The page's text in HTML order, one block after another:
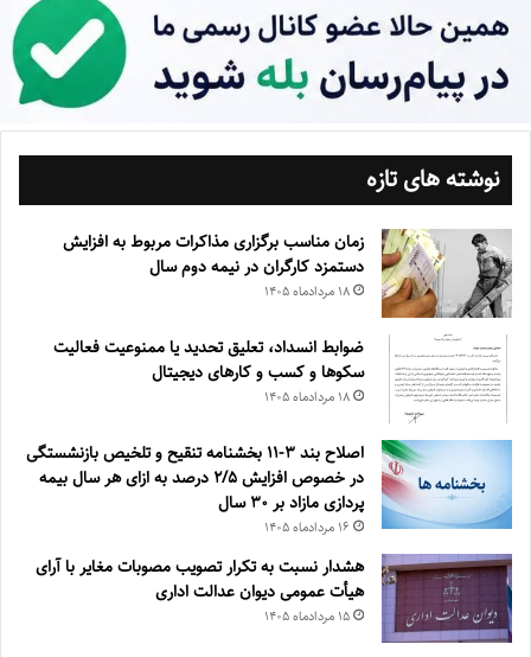
نوشته های تازه
زمان مناسب برگزاری مذاکرات مربوط به افزایش
دستمزد کارگران در نیمه دوم سال
۱۸ مرداد‌ماه ۱۴۰۵
ضوابط انسداد، تعليق تحديد يا ممنوعيت فعاليت
سكوها و كسب و كارهای ديجيتال
۱۸ مرداد‌ماه ۱۴۰۵
اصلاح بند ۳‏-۱۱ بخشنامه تنقیح و تلخیص بازنشستگی
در خصوص افزایش ۵‏‏‏‏‏‏‏‏‏/۲ درصد به ازای هر سال بیمه
پردازی مازاد بر ۳۰‏ سال
۱۶ مرداد‌ماه ۱۴۰۵
هشدار نسبت به تکرار تصویب مصوبات مغایر با آرای
هیأت عمومی دیوان عدالت اداری
۱۵ مرداد‌ماه ۱۴۰۵